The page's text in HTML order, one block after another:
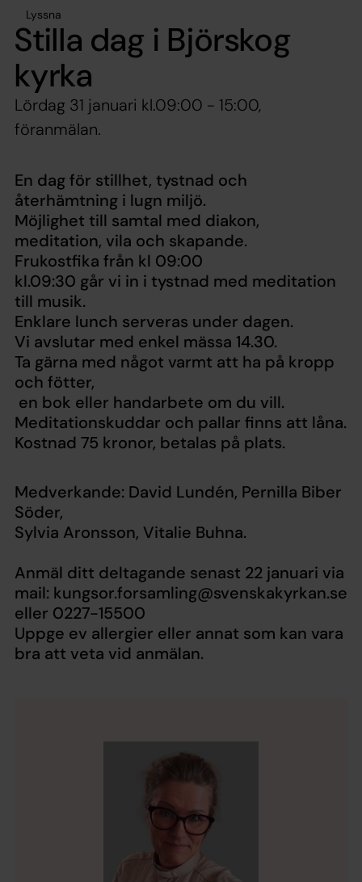
Lyssna
Stilla dag i Björskog
kyrka
Lördag 31 januari kl.09:00 - 15:00,
föranmälan.
En dag för stillhet, tystnad och
återhämtning i lugn miljö.
Möjlighet till samtal med diakon,
meditation, vila och skapande.
Frukostfika från kl 09:00
kl.09:30 går vi in i tystnad med meditation
till musik.
Enklare lunch serveras under dagen.
Vi avslutar med enkel mässa 14.30.
Ta gärna med något varmt att ha på kropp
och fötter,
en bok eller handarbete om du vill.
Meditationskuddar och pallar finns att låna.
Kostnad 75 kronor, betalas på plats.
Medverkande: David Lundén, Pernilla Biber
Söder,
Sylvia Aronsson, Vitalie Buhna.
Anmäl ditt deltagande senast 22 januari via
mail: kungsor.forsamling@svenskakyrkan.se
eller 0227-15500
Uppge ev allergier eller annat som kan vara
bra att veta vid anmälan.